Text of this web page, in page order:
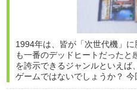
1994年は、皆が「次世代機」
も一番のデッドヒートだった
を誇示できるジャンルといえば
ゲームではないでしょうか？